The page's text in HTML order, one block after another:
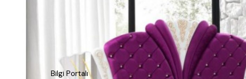
Bilgi Portalı